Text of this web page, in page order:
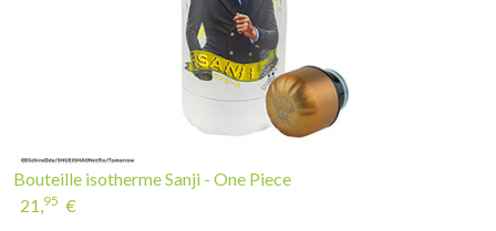
Bouteille isotherme Sanji - One Piece
21,95 €